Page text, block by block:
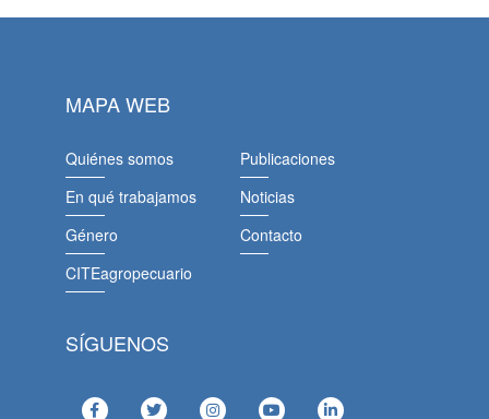
MAPA WEB
Quiénes somos
En qué trabajamos
Género
CITEagropecuario
Publicaciones
Noticias
Contacto
SÍGUENOS